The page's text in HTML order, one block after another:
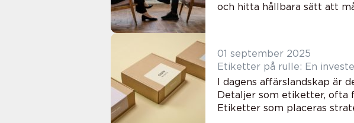
och hitta hållbara sätt att
01 september 2025
Etiketter på rulle: En
I dagens affärslandskap är
Detaljer som etiketter, ofta
Etiketter som placeras